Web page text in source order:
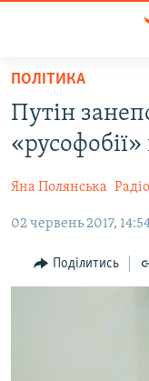
Перейти
основного
матеріалу
Перейти
до
навігації
Перейти
ВОДА.КРИМ
ВІДЕО ТА ФОТО
ПОЛІТИКА
БЛОГИ
ПОГЛЯД
ПОЛІТИКА
Путін
«русофобії»
Яна Полянська
02 червень 2017,
Поділитись